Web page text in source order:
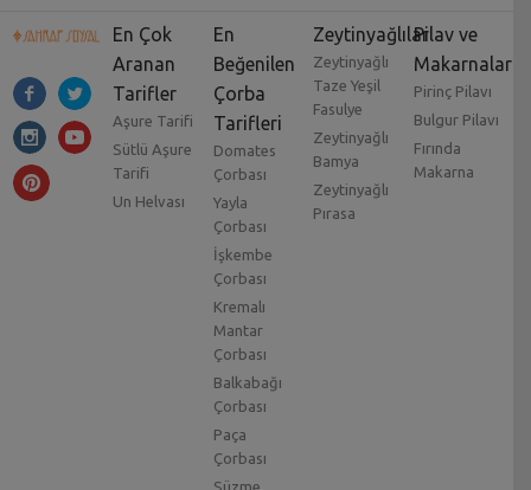
En Çok
Aranan
Tarifler
Aşure Tarifi
Sütlü Aşure
Tarifi
Un Helvası
En
Beğenilen
Çorba
Tarifleri
Domates
Çorbası
Yayla
Çorbası
İşkembe
Çorbası
Kremalı
Mantar
Çorbası
Balkabağı
Çorbası
Paça
Çorbası
Süzme
Zeytinyağlılar
Zeytinyağlı
Taze Yeşil
Fasulye
Zeytinyağlı
Bamya
Zeytinyağlı
Pırasa
Pilav ve
Makarnalar
Pirinç Pilavı
Bulgur Pilavı
Fırında
Makarna